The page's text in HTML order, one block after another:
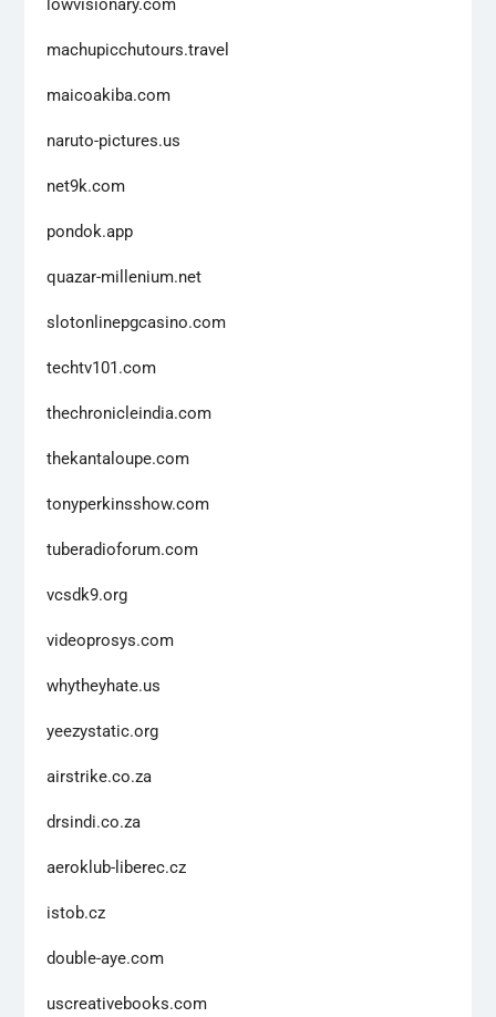
machupicchutours.travel
maicoakiba.com
naruto-pictures.us
net9k.com
pondok.app
quazar-millenium.net
slotonlinepgcasino.com
techtv101.com
thechronicleindia.com
thekantaloupe.com
tonyperkinsshow.com
tuberadioforum.com
vcsdk9.org
videoprosys.com
whytheyhate.us
yeezystatic.org
airstrike.co.za
drsindi.co.za
aeroklub-liberec.cz
istob.cz
double-aye.com
uscreativebooks.com